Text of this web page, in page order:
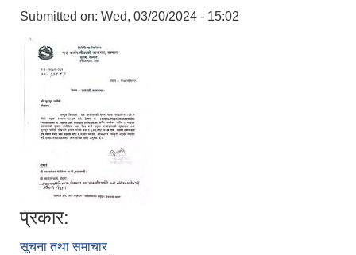
Submitted on: Wed, 03/20/2024 - 15:02
प्रकार:
सूचना तथा समाचार